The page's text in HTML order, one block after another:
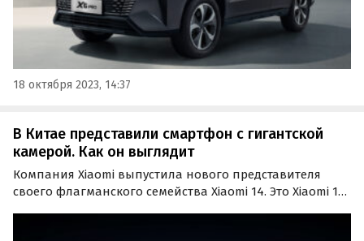
18 октября 2023, 14:37
В Китае представили смартфон с гигантской
камерой. Как он выглядит
Компания Xiaomi выпустила нового представителя
своего флагманского семейства Xiaomi 14. Это Xiaomi 14